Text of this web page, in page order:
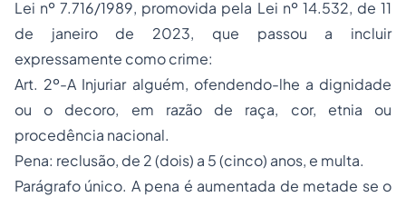
Lei nº 7.716/1989, promovida pela Lei nº 14.532, de 11
de janeiro de 2023, que passou a incluir
expressamente como crime:
Art. 2º-A Injuriar alguém, ofendendo-lhe a dignidade
ou o decoro, em razão de raça, cor, etnia ou
procedência nacional.
Pena: reclusão, de 2 (dois) a 5 (cinco) anos, e multa.
Parágrafo único. A pena é aumentada de metade se o